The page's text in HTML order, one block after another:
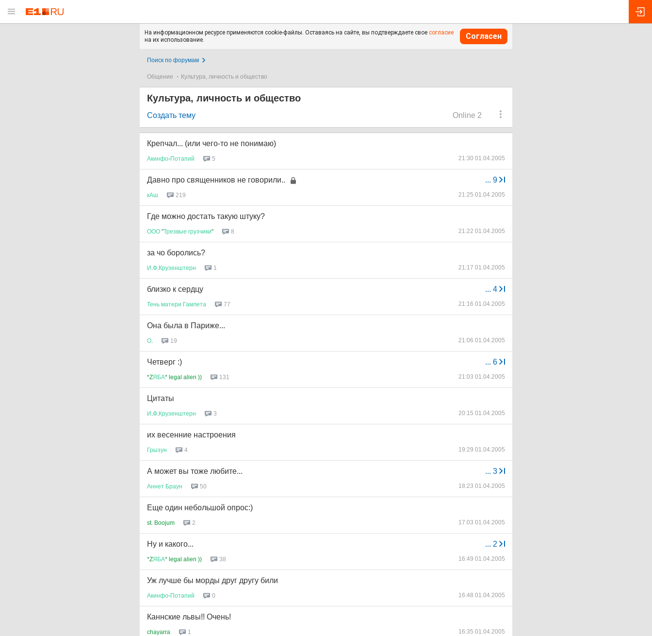
На информационном ресурсе применяются cookie-файлы. Оставаясь на сайте, вы подтверждаете свое согласие
на их использование.
Согласен
Поиск по форумам
Общение Культура, личность и общество
Культура, личность и общество
Online 2
Создать тему
Крепчал... (или чего-то не понимаю)
Акинфо-Потапий 5 21:30 01.04.2005
... 9
Давно про священников не говорили..
кАш 219 21:25 01.04.2005
Где можно достать такую штуку?
ООО "Трезвые грузчики" 8 21:22 01.04.2005
за чо боролись?
И Ф Крузенштерн 1 21:17 01.04.2005
... 4
близко к сердцу
Тень матери Гамлета 77 21:16 01.04.2005
Она была в Париже...
О 19 21:06 01.04.2005
... 6
Четверг :)
*ZЯБА* legal alien )) 131 21:03 01.04.2005
Цитаты
И Ф Крузенштерн 3 20:15 01.04.2005
их весенние настроения
Грызун 4 19:29 01.04.2005
... 3
А может вы тоже любите...
Аннет Браун 50 18:23 01.04.2005
Еще один небольшой опрос:)
st. Boojum 2 17:03 01.04.2005
... 2
Ну и какого...
*ZЯБА* legal alien )) 38 16:49 01.04.2005
Уж лучше бы морды друг другу били
Акинфо-Потапий 0 16:48 01.04.2005
Каннские львы!! Очень!
chayarra 1 16:35 01.04.2005